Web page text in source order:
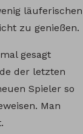
läuferischen
zu genießen.
gesagt
der letzten
Spieler so
Man